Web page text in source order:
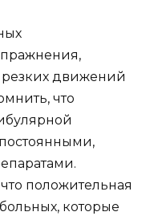
резких движений
что
положительная
которые